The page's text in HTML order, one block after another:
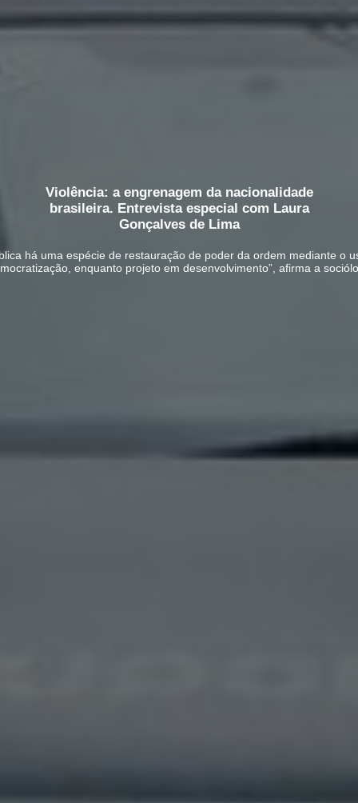
Violência: a engrenagem da nacionalidade
brasileira. Entrevista especial com Laura
Gonçalves de Lima
há uma espécie de restauração de poder da ordem mediante o
enquanto projeto em desenvolvimento”, afirma a